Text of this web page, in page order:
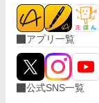
アプリ一覧
公式SNS一覧